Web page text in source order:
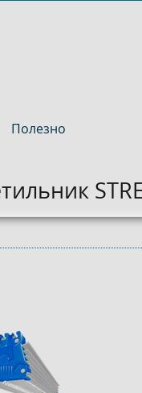
Полезно